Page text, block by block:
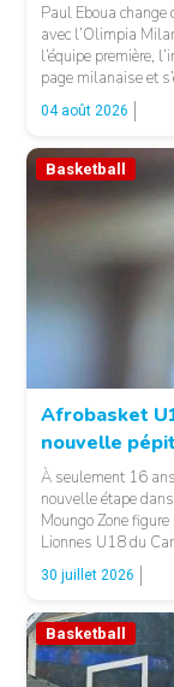
Paul Eboua
avec l’Olimpia
l’équipe première,
page milanaise et
italienne. LA
pour un contrat de […]
04 août 2026
Basketball
Afrobasket
nouvelle
À seulement 16
nouvelle étape
Moungo Zone
Lionnes U18 du
2026, qui se
LA PUBLICITÉ […]
30 juillet 2026
Basketball